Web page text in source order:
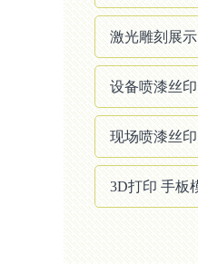
激光雕刻展示
设备喷漆丝印
现场喷漆丝印
3D打印 手板